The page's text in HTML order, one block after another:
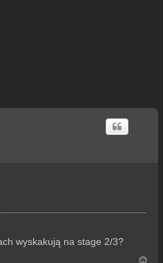
wyskakują na stage 2/3?